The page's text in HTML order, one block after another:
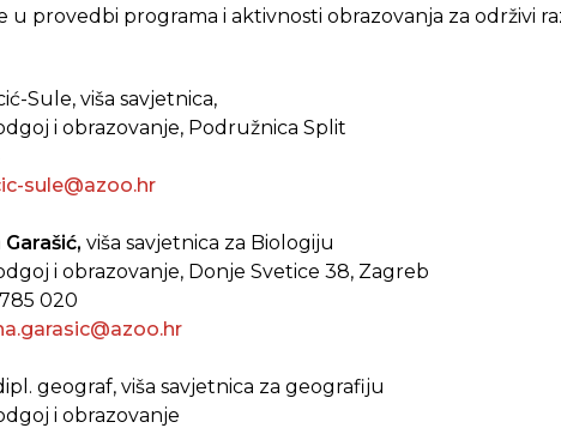
u provedbi programa i aktivnosti obrazovanja za održivi
Sule, viša savjetnica,
i obrazovanje, Podružnica Split
sule@azoo.hr
, viša savjetnica za Biologiju
i obrazovanje, Donje Svetice 38, Zagreb
020
geograf, viša savjetnica za geografiju
i obrazovanje